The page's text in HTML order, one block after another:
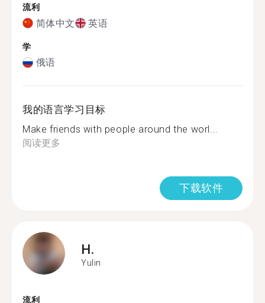
流利
简体中文 英语
学
俄语
我的语言学习目标
Make friends with people around the worl...
阅读更多
下载软件
H.
Yulin
流利